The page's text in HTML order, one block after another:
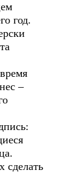
год.
–
сделать